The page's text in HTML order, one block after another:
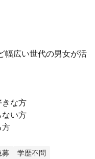
幅広い世代の男女が活
きな方
ない方
方
募 学歴不問